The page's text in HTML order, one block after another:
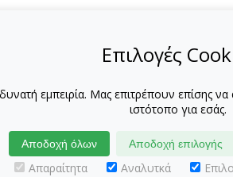
Επιλογές
εμπειρία. Μας επιτρέπουν
ιστότοπο για εσάς.
Αποδοχή όλων Αποδοχή επιλογής
Απαραίτητα Αναλυτκά